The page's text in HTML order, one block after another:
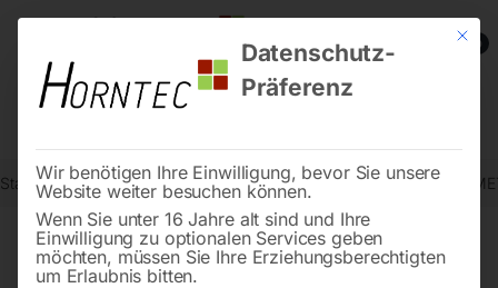
0
Start Metallbearbeitung Metall-Sägebänder Bandsägeblatt BI-
Mit
Datenschutz-
Präferenz
Wir benötigen Ihre Einwilligung, bevor Sie unsere
Website weiter besuchen können.
Wenn Sie unter 16 Jahre alt sind und Ihre
Einwilligung zu optionalen Services geben
möchten, müssen Sie Ihre Erziehungsberechtigten
um Erlaubnis bitten.